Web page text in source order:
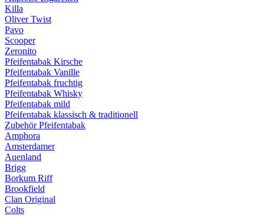
Killa
Oliver Twist
Pavo
Scooper
Zeronito
Pfeifentabak Kirsche
Pfeifentabak Vanille
Pfeifentabak fruchtig
Pfeifentabak Whisky
Pfeifentabak mild
Pfeifentabak klassisch & traditionell
Zubehör Pfeifentabak
Amphora
Amsterdamer
Auenland
Brigg
Borkum Riff
Brookfield
Clan Original
Colts